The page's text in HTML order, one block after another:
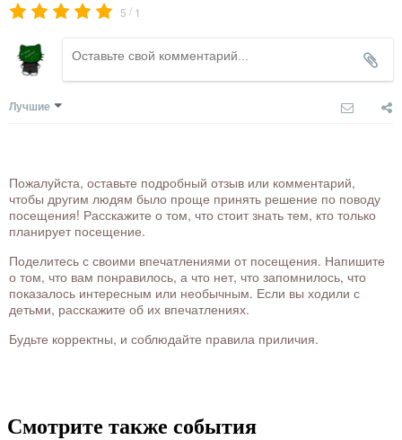
5 / 1
Лучшие
Пожалуйста, оставьте подробный отзыв или комментарий,
чтобы другим людям было проще принять решение по поводу
посещения! Расскажите о том, что стоит знать тем, кто только
планирует посещение.
Поделитесь с своими впечатлениями от посещения. Напишите
о том, что вам понравилось, а что нет, что запомнилось, что
показалось интересным или необычным. Если вы ходили с
детьми, расскажите об их впечатлениях.
Будьте корректны, и соблюдайте правила приличия.
Смотрите также события